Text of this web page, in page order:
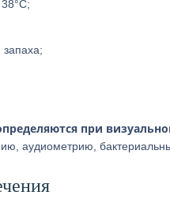
запаха;
при
аудиометрию,